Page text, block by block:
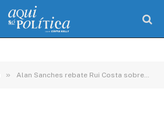
» Alan Sanches rebate Rui Costa sobre construção de creches em Salvador